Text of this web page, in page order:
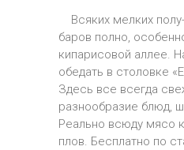
Всяких мелких
баров полно,
кипарисовой аллее.
обедать в столовке
Здесь все всегда
разнообразие блюд,
Реально всюду мясо
плов. Бесплатно по